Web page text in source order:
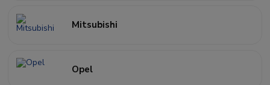
Mitsubishi
Opel